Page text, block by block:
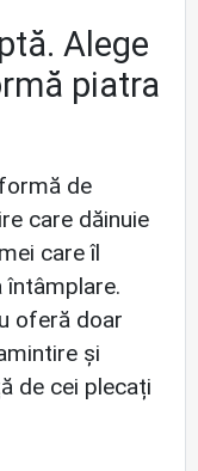
Alege
piatra
de
care dăinuie
care îl
întâmplare.
oferă doar
și
de cei plecați